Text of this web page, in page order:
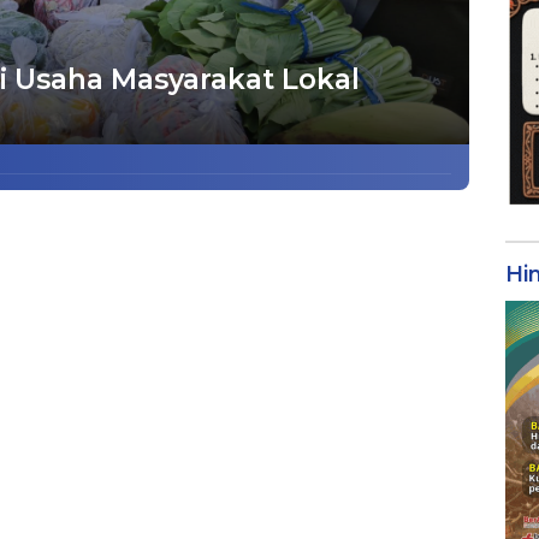
Masyarakat Lokal